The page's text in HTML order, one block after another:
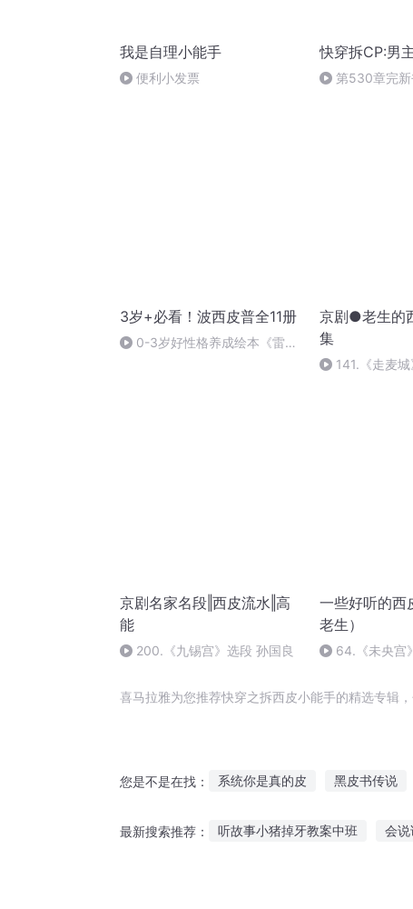
我是自理小能手
便利小发票
快穿拆CP:男
第530章完新
3岁+必看！波西皮普全11册
0-3岁好性格养成绘本《雷欧
京剧●老生的
集
141.《走麦
京剧名家名段‖西皮流水‖高
能
200.《九锡宫》选段 孙国良
一些好听的西
老生）
64.《未央宫
喜马拉雅为您推荐快穿之拆西皮小能手的精选专辑
您是不是在找： 系统你是真的皮 黑皮书传说
最新搜索推荐： 听故事小猪掉牙教案中班 会